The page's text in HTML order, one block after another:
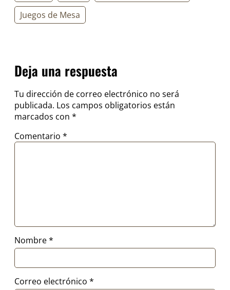
Juegos de Mesa
Deja una respuesta
Tu dirección de correo electrónico no será
publicada. Los campos obligatorios están
marcados con *
Comentario *
Nombre*
Correo electrónico *